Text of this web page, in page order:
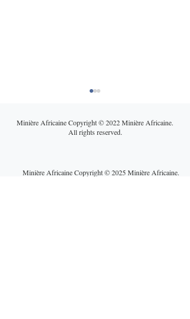
Minière Africaine Copyright © 2022 Minière Africaine.
All rights reserved.
Minière Africaine Copyright © 2025 Minière Africaine.